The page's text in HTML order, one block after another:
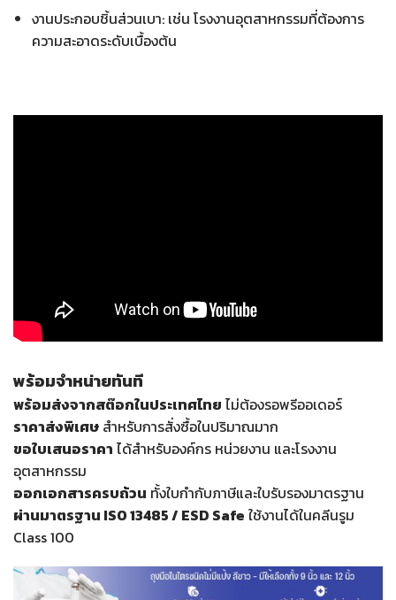
งานประกอบชิ้นส่วนเบา: เช่น โรงงานอุตสาหกรรมที่ต้องการ
ความสะอาดระดับเบื้องต้น
พร้อมจำหน่ายทันที
พร้อมส่งจากสต๊อกในประเทศไทย ไม่ต้องรอพรีออเดอร์
ราคาส่งพิเศษ สำหรับการสั่งซื้อในปริมาณมาก
ขอใบเสนอราคา ได้สำหรับองค์กร หน่วยงาน และโรงงาน
อุตสาหกรรม
ออกเอกสารครบถ้วน ทั้งใบกำกับภาษีและใบรับรองมาตรฐาน
ผ่านมาตรฐาน ISO 13485 / ESD Safe ใช้งานได้ในคลีนรูม
Class 100